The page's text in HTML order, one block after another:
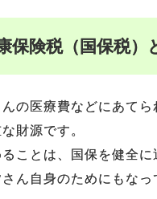
保険税（国保税）
の医療費などにあて
財源です。
ことは、国保を健全
ん自身のためにもなっ